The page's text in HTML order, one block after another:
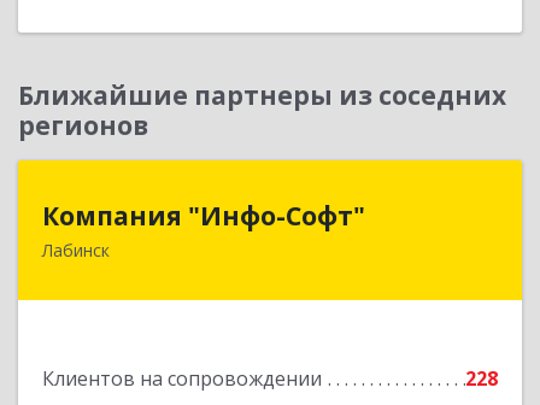
Ближайшие партнеры из соседних
регионов
Компания "Инфо-Софт"
Лабинск
Клиентов на сопровождении
228
Компания "Инфо-Софт"
352500, Краснодарский край, Лабинский р-н,